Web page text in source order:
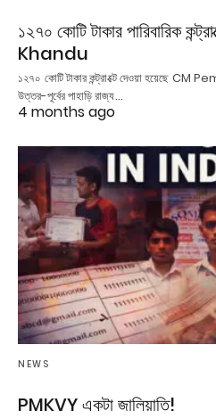
১২৭০ কোটি টাকার পারিবারিক
Khandu
১২৭০ কোটি টাকার কন্ট্রাক্টে দেওয়া হয়েছে CM
উত্তর-পূর্বের পাহাড়ি রাজ্য…
4 months ago
NEWS
PMKVY একটা জালিয়াতি!